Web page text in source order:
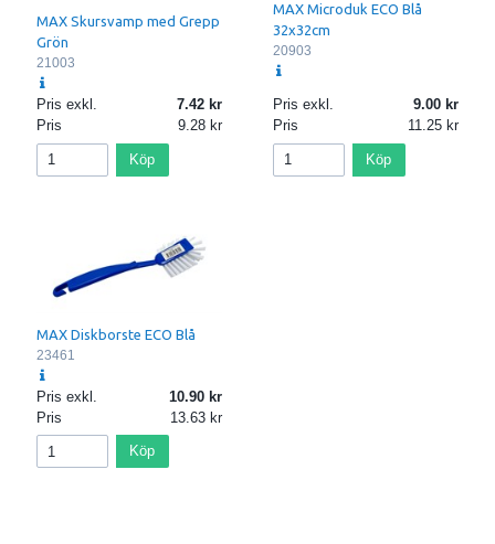
MAX Skursvamp med Grepp
Grön
21003
Pris exkl.
7.42
Pris
9.28
Köp
MAX Microduk ECO Blå
32x32cm
20903
Pris exkl.
9.00
Pris
11.25
Köp
MAX Diskborste ECO Blå
23461
Pris exkl.
10.90
Pris
13.63
Köp